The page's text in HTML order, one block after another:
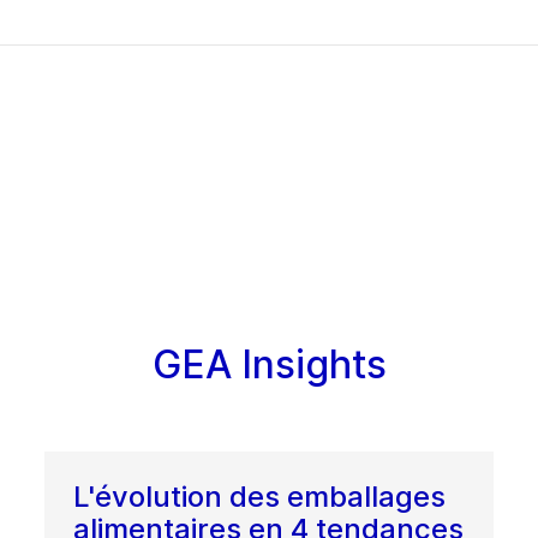
GEA Insights
L'évolution des emballages
alimentaires en 4 tendances